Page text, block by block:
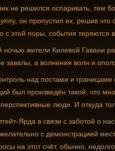
не решился оспаривать, тем
он пропустил их, решив
с этой поры, события теряются
жители Килевой Гавани
завалы, а волнения волн и
над постами и
был произведён такой, что
люди. И откуда
Ярда в связи с заботой о
с демонстрацией
на этот счёт, обычно,